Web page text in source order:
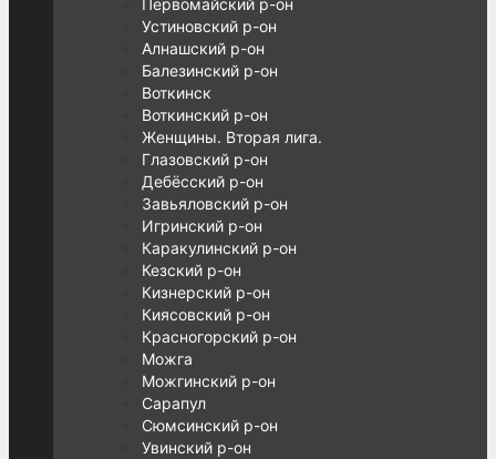
Первомайский р-он
Устиновский р-он
Алнашский р-он
Балезинский р-он
Воткинск
Воткинский р-он
Женщины. Вторая лига.
Глазовский р-он
Дебёсский р-он
Завьяловский р-он
Игринский р-он
Каракулинский р-он
Кезский р-он
Кизнерский р-он
Киясовский р-он
Красногорский р-он
Можга
Можгинский р-он
Сарапул
Сюмсинский р-он
Увинский р-он